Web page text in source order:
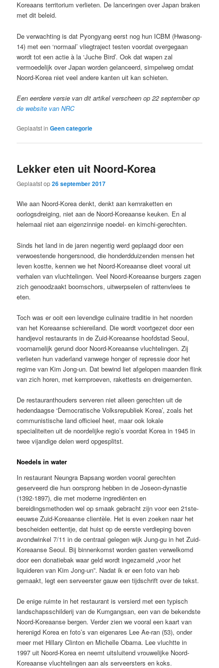
Koreaans territorium verlieten. De lanceringen over Japan braken
met dit beleid.
De verwachting is dat Pyongyang eerst nog hun ICBM (Hwasong-
14) met een ‘normaal’ vliegtraject testen voordat overgegaan
wordt tot een actie à la ‘Juche Bird’. Ook dat wapen zal
vermoedelijk over Japan worden gelanceerd, simpelweg omdat
Noord-Korea niet veel andere kanten uit kan schieten.
Een eerdere versie van dit artikel verscheen op 22 september op
de website van NRC
Geplaatst in Geen categorie
Lekker eten uit Noord-Korea
Geplaatst op26 september 2017
Wie aan Noord-Korea denkt, denkt aan kernraketten en
oorlogsdreiging, niet aan de Noord-Koreaanse keuken. En al
helemaal niet aan eigenzinnige noedel- en kimchi-gerechten.
Sinds het land in de jaren negentig werd geplaagd door een
verwoestende hongersnood, die honderdduizenden mensen het
leven kostte, kennen we het Noord-Koreaanse dieet vooral uit
verhalen van vluchtelingen. Veel Noord-Koreaanse burgers zagen
zich genoodzaakt boomschors, uitwerpselen of rattenvlees te
eten.
Toch was er ooit een levendige culinaire traditie in het noorden
van het Koreaanse schiereiland. Die wordt voortgezet door een
handjevol restaurants in de Zuid-Koreaanse hoofdstad Seoul,
voornamelijk gerund door Noord-Koreaanse vluchtelingen. Zij
verlieten hun vaderland vanwege honger of repressie door het
regime van Kim Jong-un. Dat bewind liet afgelopen maanden flink
van zich horen, met kernproeven, rakettests en dreigementen.
De restauranthouders serveren niet alleen gerechten uit de
hedendaagse ‘Democratische Volksrepubliek Korea’, zoals het
communistische land officieel heet, maar ook lokale
specialiteiten uit de noordelijke regio’s voordat Korea in 1945 in
twee vijandige delen werd opgesplitst.
Noedels in water
In restaurant Neungra Bapsang worden vooral gerechten
geserveerd die hun oorsprong hebben in de Joseon-dynastie
(1392-1897), die met moderne ingrediënten en
bereidingsmethoden wel op smaak gebracht zijn voor een 21ste-
eeuwse Zuid-Koreaanse clientèle. Het is even zoeken naar het
bescheiden eettentje, dat huist op de eerste verdieping boven
avondwinkel 7/11 in de centraal gelegen wijk Jung-gu in het Zuid-
Koreaanse Seoul. Bij binnenkomst worden gasten verwelkomd
door een donatiebak waar geld wordt ingezameld „voor het
liquideren van Kim Jong-un”. Nadat ik er een foto van heb
gemaakt, legt een serveerster gauw een tijdschrift over de tekst.
De enige ruimte in het restaurant is versierd met een typisch
landschapsschilderij van de Kumgangsan, een van de bekendste
Noord-Koreaanse bergen. Verder zien we vooral een kaart van
herenigd Korea en foto’s van eigenares Lee Ae-ran (53), onder
meer met Hillary Clinton en Michelle Obama. Lee vluchtte in
1997 uit Noord-Korea en neemt uitsluitend vrouwelijke Noord-
Koreaanse vluchtelingen aan als serveersters en koks.